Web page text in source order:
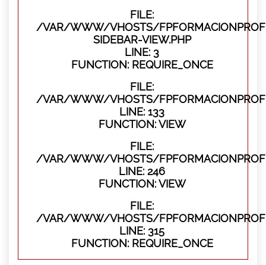
FILE:
/VAR/WWW/VHOSTS/
SIDEBAR-VIEW.PHP
LINE: 3
FUNCTION: REQUIRE_ONCE
FILE:
/VAR/WWW/VHOSTS/
LINE: 133
FUNCTION: VIEW
FILE:
/VAR/WWW/VHOSTS/
LINE: 246
FUNCTION: VIEW
FILE:
/VAR/WWW/VHOSTS/
LINE: 315
FUNCTION: REQUIRE_ONCE